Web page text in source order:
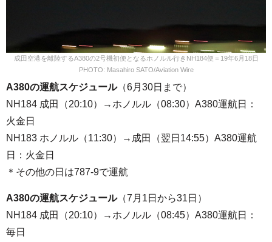
成田空港を離陸するA380の2号機初便となるホノルル行きNH184便＝19年6月18日
PHOTO: Masahiro SATO/Aviation Wire
A380の運航スケジュール（6月30日まで）
NH184 成田（20:10）→ホノルル（08:30）A380運航日：
火金日
NH183 ホノルル（11:30）→成田（翌日14:55）A380運航
日：火金日
＊その他の日は787-9で運航
A380の運航スケジュール（7月1日から31日）
NH184 成田（20:10）→ホノルル（08:45）A380運航日：
毎日